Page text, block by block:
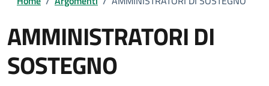
AMMINISTRATORI DI
SOSTEGNO